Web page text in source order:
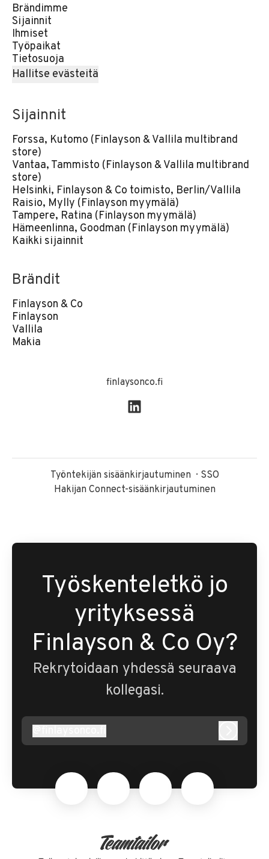
Brändimme
Sijainnit
Ihmiset
Työpaikat
Tietosuoja
Hallitse evästeitä
Sijainnit
Forssa, Kutomo (Finlayson & Vallila multibrand
store)
Vantaa, Tammisto (Finlayson & Vallila multibrand
store)
Helsinki, Finlayson & Co toimisto, Berlin/Vallila
Raisio, Mylly (Finlayson myymälä)
Tampere, Ratina (Finlayson myymälä)
Hämeenlinna, Goodman (Finlayson myymälä)
Kaikki sijainnit
Brändit
Finlayson & Co
Finlayson
Vallila
Makia
finlaysonco.fi
Työntekijän sisäänkirjautuminen
SSO
Hakijan Connect-sisäänkirjautuminen
Työskenteletkö jo
yrityksessä
Finlayson & Co Oy?
Rekrytoidaan yhdessä seuraava
kollegasi.
finlaysonco.fi